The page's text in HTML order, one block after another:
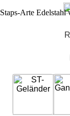
Staps-Arte